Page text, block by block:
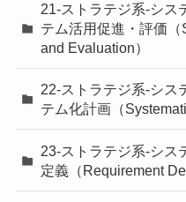
21-ストラテジ系-シス
テム活用促進・評価
and Evaluation）
22-ストラテジ系-シス
テム化計画（
23-ストラテジ系-シス
定義（Requirement